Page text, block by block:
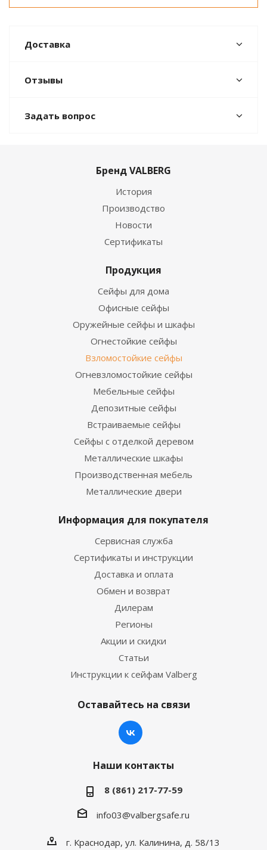
Доставка
Отзывы
Задать вопрос
Бренд VALBERG
История
Производство
Новости
Сертификаты
Продукция
Сейфы для дома
Офисные сейфы
Оружейные сейфы и шкафы
Огнестойкие сейфы
Взломостойкие сейфы
Огневзломостойкие сейфы
Мебельные сейфы
Депозитные сейфы
Встраиваемые сейфы
Сейфы с отделкой деревом
Металлические шкафы
Производственная мебель
Металлические двери
Информация для покупателя
Сервисная служба
Сертификаты и инструкции
Доставка и оплата
Обмен и возврат
Дилерам
Регионы
Акции и скидки
Статьи
Инструкции к сейфам Valberg
Оставайтесь на связи
Наши контакты
8 (861) 217-77-59
info03@valbergsafe.ru
г. Краснодар, ул. Калинина, д. 58/13